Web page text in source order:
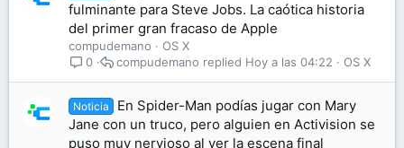
fulminante para Steve Jobs. La caótica historia
del primer gran fracaso de Apple
compudemano
OS X
0
OS X
Hoy a las 04:22
compudemano
Noticia
En Spider-Man podías jugar con Mary
Jane con un truco, pero alguien en Activision se
puso muy nervioso al ver la escena final